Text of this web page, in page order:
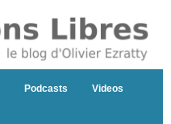
Podcasts Videos